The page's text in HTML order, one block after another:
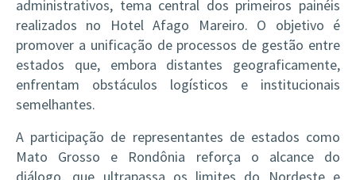
administrativos, tema central dos primeiros painéis
realizados no Hotel Afago Mareiro. O objetivo é
promover a unificação de processos de gestão entre
estados que, embora distantes geograficamente,
enfrentam obstáculos logísticos e institucionais
semelhantes.
A participação de representantes de estados como
Mato Grosso e Rondônia reforça o alcance do